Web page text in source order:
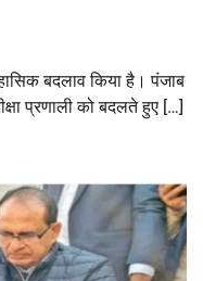
बदलाव किया है। पंजाब
प्रणाली को बदलते हुए […]